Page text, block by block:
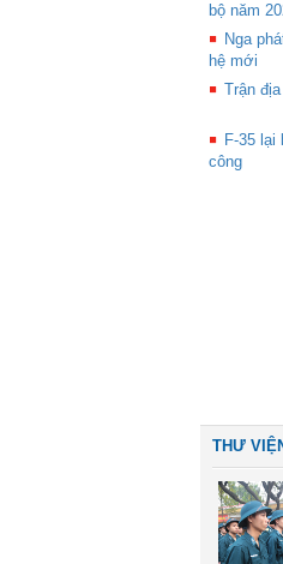
bộ năm
Nga
hệ mới
Trận
F-35 lại
công
THƯ